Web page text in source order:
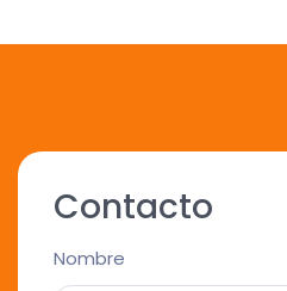
Contacto
Nombre